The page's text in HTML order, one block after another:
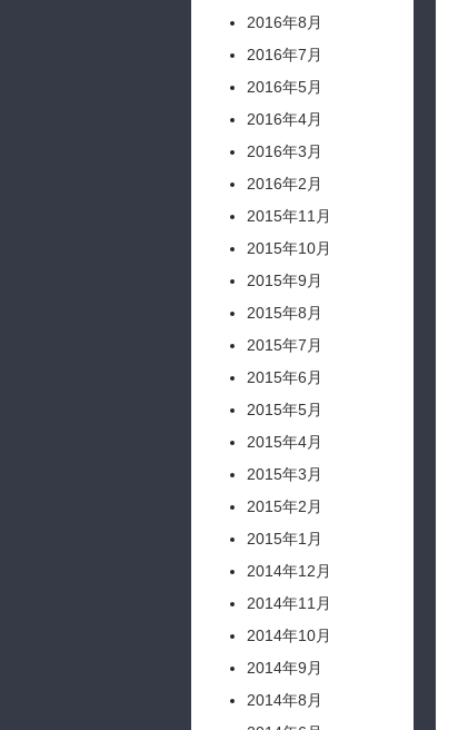
2016年8月
2016年7月
2016年5月
2016年4月
2016年3月
2016年2月
2015年11月
2015年10月
2015年9月
2015年8月
2015年7月
2015年6月
2015年5月
2015年4月
2015年3月
2015年2月
2015年1月
2014年12月
2014年11月
2014年10月
2014年9月
2014年8月